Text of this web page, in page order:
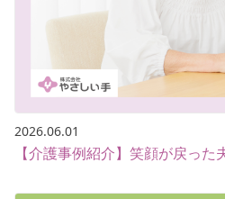
2026.06.01
【介護事例紹介】笑顔が戻った